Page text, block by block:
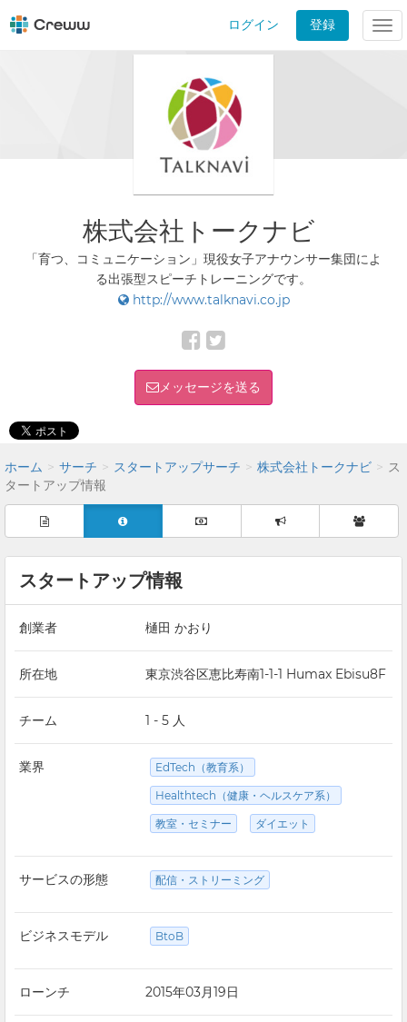
ログイン 登録
株式会社トークナビ
「育つ、コミュニケーション」現役女子アナウンサー集団によ
る出張型スピーチトレーニングです。
http://www.talknavi.co.jp
メッセージを送る
ホーム サーチ スタートアップサーチ 株式会社トークナビ
ス
タートアップ情報
スタートアップ情報
創業者 樋田 かおり
所在地 東京渋谷区恵比寿南1-1-1 Humax Ebisu8F
チーム 1 - 5 人
業界 EdTech（教育系）
Healthtech（健康・ヘルスケア系）
教室・セミナー ダイエット
サービスの形態 配信・ストリーミング
ビジネスモデル BtoB
ローンチ 2015年03月19日